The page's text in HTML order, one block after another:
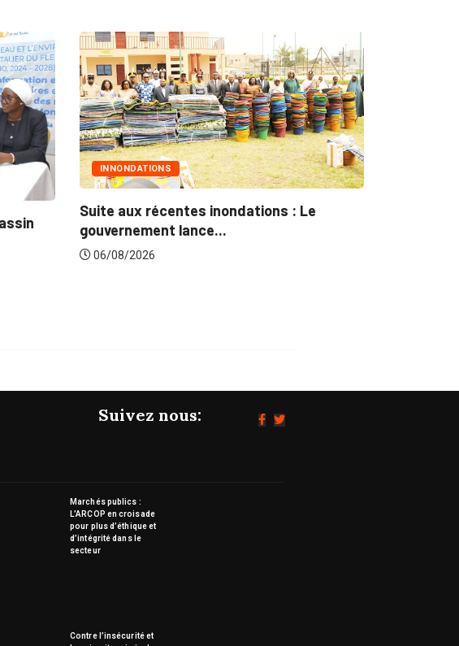
INNONDATIONS
Suite aux récentes inondations : Le
gouvernement lance...
06/08/2026
Suivez nous:
Marchés publics :
L’ARCOP en croisade
pour plus d’éthique et
d’intégrité dans le
secteur
Contre l’insécurité et